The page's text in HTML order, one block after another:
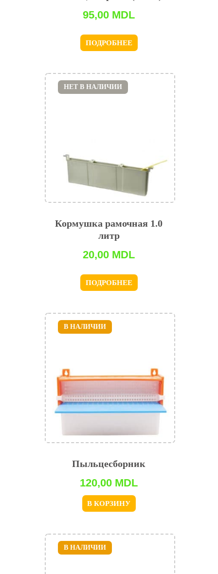
95,00 MDL
ПОДРОБНЕЕ
Кормушка рамочная 1.0
литр
20,00 MDL
ПОДРОБНЕЕ
НЕТ В НАЛИЧИИ
Пыльцесборник
120,00 MDL
В КОРЗИНУ
В НАЛИЧИИ
В НАЛИЧИИ